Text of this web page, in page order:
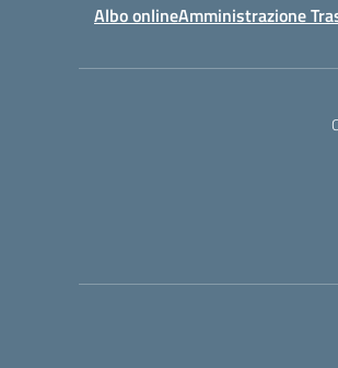
Albo onlineAmministrazione